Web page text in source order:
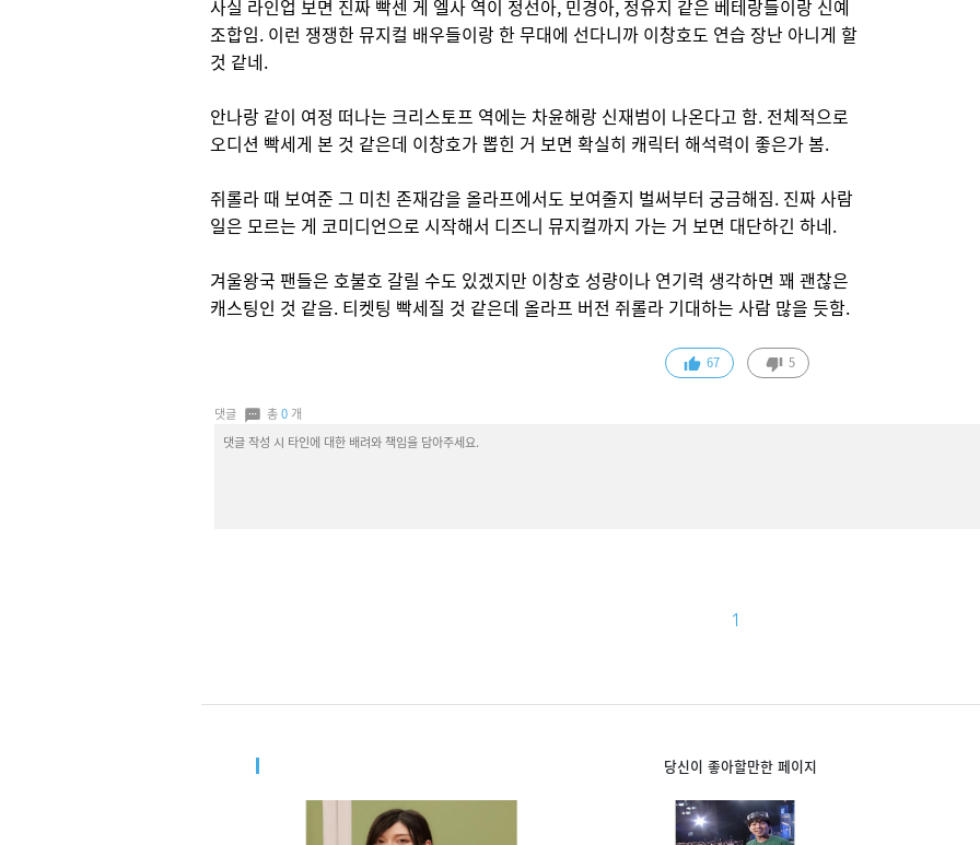
사실 라인업 보면 진짜 빡센 게 엘사 역이 정선아, 민경아, 정유지 같은 베테랑들이랑 신예
조합임. 이런 쟁쟁한 뮤지컬 배우들이랑 한 무대에 선다니까 이창호도 연습 장난 아니게 할
것 같네.
안나랑 같이 여정 떠나는 크리스토프 역에는 차윤해랑 신재범이 나온다고 함. 전체적으로
오디션 빡세게 본 것 같은데 이창호가 뽑힌 거 보면 확실히 캐릭터 해석력이 좋은가 봄.
쥐롤라 때 보여준 그 미친 존재감을 올라프에서도 보여줄지 벌써부터 궁금해짐. 진짜 사람
일은 모르는 게 코미디언으로 시작해서 디즈니 뮤지컬까지 가는 거 보면 대단하긴 하네.
겨울왕국 팬들은 호불호 갈릴 수도 있겠지만 이창호 성량이나 연기력 생각하면 꽤 괜찮은
캐스팅인 것 같음. 티켓팅 빡세질 것 같은데 올라프 버전 쥐롤라 기대하는 사람 많을 듯함.
67 5
댓글 총0 개
1
당신이 좋아할만한 페이지